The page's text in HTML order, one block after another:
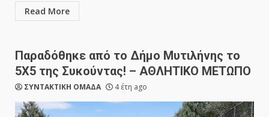
Read More
Παραδόθηκε από το Δήμο Μυτιλήνης το
5Χ5 της Συκούντας! – ΑΘΛΗΤΙΚΟ ΜΕΤΩΠΟ
ΣΥΝΤΑΚΤΙΚΗ ΟΜΑΔΑ 4 έτη ago